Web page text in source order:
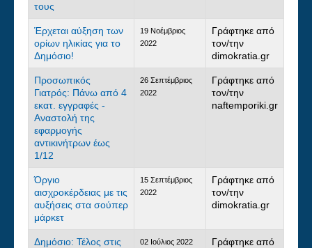
τους
Έρχεται αύξηση των
ορίων ηλικίας για το
Δημόσιο!
19 Νοέμβριος
2022
Γράφτηκε από
τον/την
dimokratia.gr
Προσωπικός
Γιατρός: Πάνω από 4
εκατ. εγγραφές -
Αναστολή της
εφαρμογής
αντικινήτρων έως
1/12
26 Σεπτέμβριος
2022
Γράφτηκε από
τον/την
naftemporiki.gr
Όργιο
αισχροκέρδειας με τις
αυξήσεις στα σούπερ
μάρκετ
15 Σεπτέμβριος
2022
Γράφτηκε από
τον/την
dimokratia.gr
Δημόσιο: Τέλος στις
02 Ιούλιος 2022
Γράφτηκε από